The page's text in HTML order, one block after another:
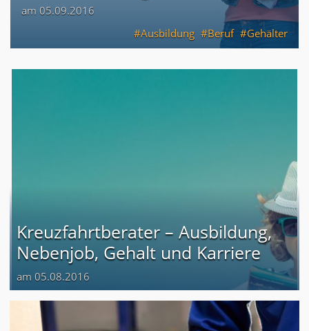
am 05.09.2016
Ausbildung
Beruf Gehälter
Kreuzfahrtberater – Ausbildung,
Nebenjob, Gehalt und Karriere
am 05.08.2016